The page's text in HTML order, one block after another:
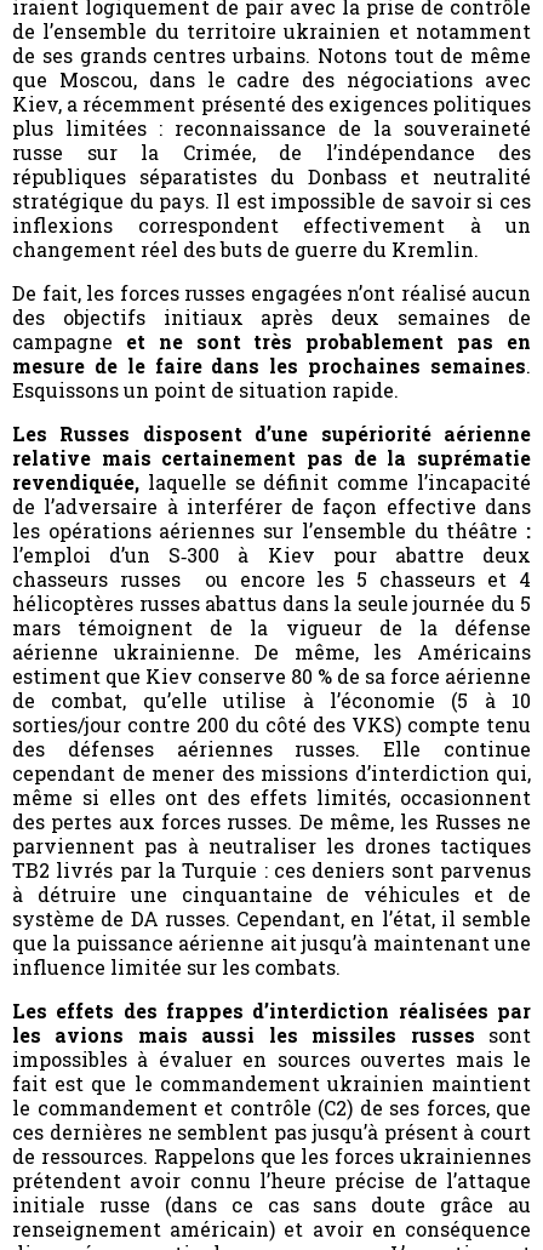
iraient logiquement de pair avec la prise de contrôle
de l’ensemble du territoire ukrainien et notamment
de ses grands centres urbains. Notons tout de même
que Moscou, dans le cadre des négociations avec
Kiev, a récemment présenté des exigences politiques
plus limitées : reconnaissance de la souveraineté
russe sur la Crimée, de l’indépendance des
républiques séparatistes du Donbass et neutralité
stratégique du pays. Il est impossible de savoir si ces
inflexions correspondent effectivement à un
changement réel des buts de guerre du Kremlin.
De fait, les forces russes engagées n’ont réalisé aucun
des objectifs initiaux après deux semaines de
campagne et ne sont très probablement pas en
mesure de le faire dans les prochaines semaines.
Esquissons un point de situation rapide.
Les Russes disposent d’une supériorité aérienne
relative mais certainement pas de la suprématie
revendiquée, laquelle se définit comme l’incapacité
de l’adversaire à interférer de façon effective dans
les opérations aériennes sur l’ensemble du théâtre :
l’emploi d’un S‑300 à Kiev pour abattre deux
chasseurs russes ou encore les 5 chasseurs et 4
hélicoptères russes abattus dans la seule journée du 5
mars témoignent de la vigueur de la défense
aérienne ukrainienne. De même, les Américains
estiment que Kiev conserve 80 % de sa force aérienne
de combat, qu’elle utilise à l’économie (5 à 10
sorties/jour contre 200 du côté des VKS) compte tenu
des défenses aériennes russes. Elle continue
cependant de mener des missions d’interdiction qui,
même si elles ont des effets limités, occasionnent
des pertes aux forces russes. De même, les Russes ne
parviennent pas à neutraliser les drones tactiques
TB2 livrés par la Turquie : ces deniers sont parvenus
à détruire une cinquantaine de véhicules et de
système de DA russes. Cependant, en l’état, il semble
que la puissance aérienne ait jusqu’à maintenant une
influence limitée sur les combats.
Les effets des frappes d’interdiction réalisées par
les avions mais aussi les missiles russes sont
impossibles à évaluer en sources ouvertes mais le
fait est que le commandement ukrainien maintient
le commandement et contrôle (C2) de ses forces, que
ces dernières ne semblent pas jusqu’à présent à court
de ressources. Rappelons que les forces ukrainiennes
prétendent avoir connu l’heure précise de l’attaque
initiale russe (dans ce cas sans doute grâce au
renseignement américain) et avoir en conséquence